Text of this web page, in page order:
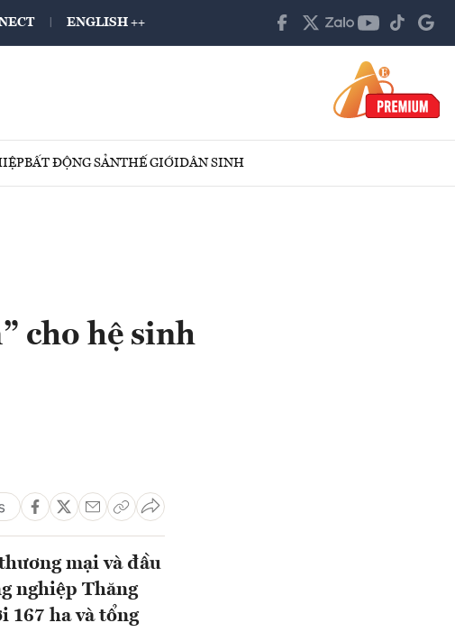
ENGLISH ++
BẤT ĐỘNG SẢNTHẾ GIỚIDÂN SINH
cho hệ sinh
mại và đầu
nghiệp Thăng
167 ha và tổng